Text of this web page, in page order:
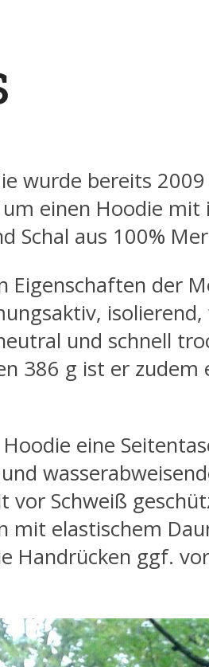
wurde bereits
um einen Hoodie
Schal aus 100%
Eigenschaften der
und schnell
386 g ist er zudem
eine
vor Schweiß
mit elastischem
Handrücken ggf.